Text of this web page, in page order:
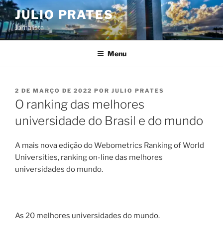
Pular
para
o
conteúdo
JULIO PRATES
Jornalista
Menu
PUBLICADO
EM
2 DE MARÇO DE 2022 POR JULIO PRATES
O ranking das melhores
universidade do Brasil e do mundo
A mais nova edição do Webometrics Ranking of World
Universities, ranking on-line das melhores
universidades do mundo.
As 20 melhores universidades do mundo.